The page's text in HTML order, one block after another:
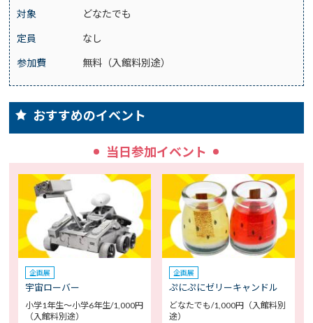
対象 どなたでも
定員 なし
参加費 無料（入館料別途）
おすすめのイベント
当日参加イベント
企画展
宇宙ローバー
小学1年生～小学6年生/1,000円
（入館料別途）
企画展
ぷにぷにゼリーキャンドル
どなたでも/1,000円（入館料別
途）